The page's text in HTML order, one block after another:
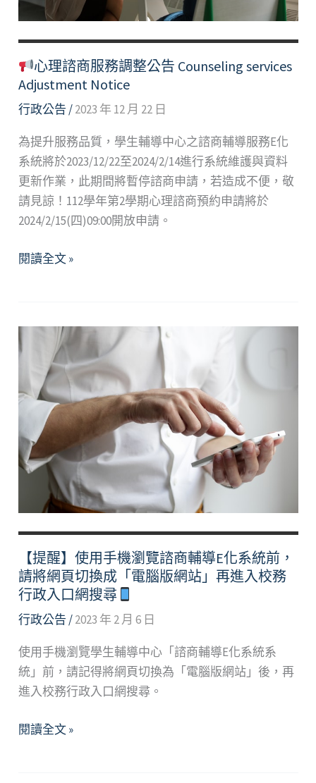
Counseling
services
Application
Notice
心理諮商服務調整公告 Counseling services
Adjustment Notice
行政公告 /2023 年 12 月 22 日
為提升服務品質，學生輔導中心之諮商輔導服務E化
系統將於2023/12/22至2024/2/14進行系統維護與資料
更新作業，此期間將暫停諮商申請，若造成不便，敬
請見諒！112學年第2學期心理諮商預約申請將於
2024/2/15(四)09:00開放申請。
服
調
整
公
告
Counseling
services
Adjustment
Notice
閱讀全文 »
【提醒】使用手機瀏覽諮商輔導E化系統前，
請將網頁切換成「電腦版網站」再進入校務
行政入口網搜尋
行政公告 /2023 年 2 月 6 日
使用手機瀏覽學生輔導中心「諮商輔導E化系統系
統」前，請記得將網頁切換為「電腦版網站」後，再
進入校務行政入口網搜尋。
【提
閱讀全文 »